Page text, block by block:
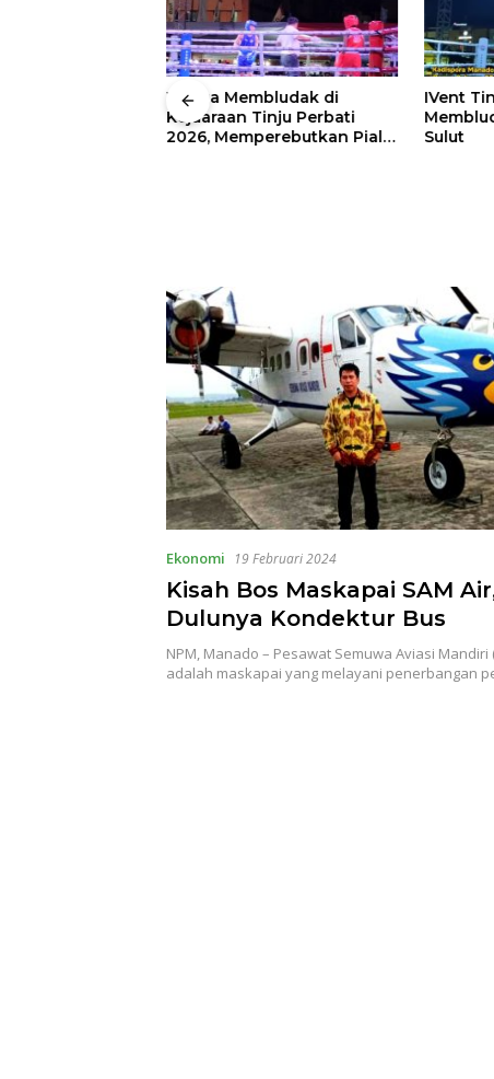
Warga Membludak di
Kejuaraan Tinju Perbati
2026, Memperebutkan Piala
IVent
Sulut
Ekonomi 19 Februari 2024
Kisah Bos Maskapai SAM
Dulunya Kondektur Bus
NPM, Manado – Pesawat Semuwa Aviasi Mandiri
adalah maskapai yang melayani penerbangan